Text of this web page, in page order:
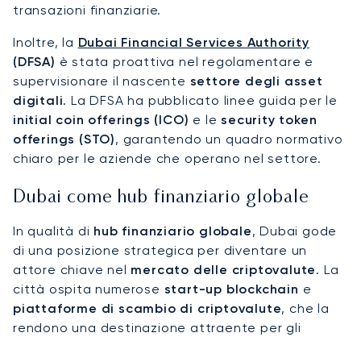
transazioni finanziarie.
Inoltre, la Dubai Financial Services Authority
(DFSA) è stata proattiva nel regolamentare e
supervisionare il nascente settore degli asset
digitali. La DFSA ha pubblicato linee guida per le
initial coin offerings (ICO) e lesecurity token
offerings (STO), garantendo un quadro normativo
chiaro per le aziende che operano nel settore.
Dubai come hub finanziario globale
In qualità di hub finanziario globale, Dubai gode
di una posizione strategica per diventare un
attore chiave nel mercato delle criptovalute. La
città ospita numerose start-up blockchain e
piattaforme di scambio di criptovalute, che la
rendono una destinazione attraente per gli